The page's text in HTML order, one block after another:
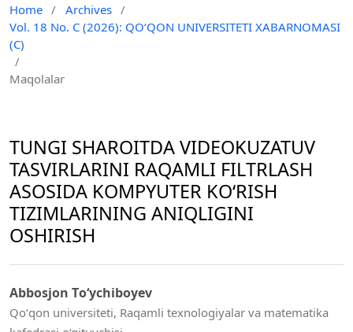
Home / Archives /
Vol. 18 No. C (2026): QO‘QON UNIVERSITETI XABARNOMASI
(C)
/
Maqolalar
TUNGI SHAROITDA VIDEOKUZATUV
TASVIRLARINI RAQAMLI FILTRLASH
ASOSIDA KOMPYUTER KО‘RISH
TIZIMLARINING ANIQLIGINI
OSHIRISH
Abbosjon Tо‘ychiboyev
Qо‘qon universiteti, Raqamli texnologiyalar va matematika